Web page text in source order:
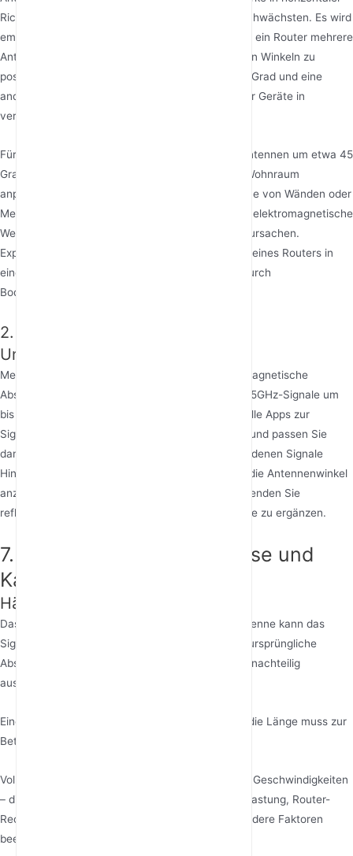
Richtung am stärksten und oben und unten am schwächsten. Es wird
empfohlen, Antennen vertikal auszurichten. Wenn ein Router mehrere
Antennen hat, versuchen Sie, sie in verschiedenen Winkeln zu
positionieren – zum Beispiel eine vertikal, eine 45 Grad und eine
andere horizontal –, um verschiedene Etagen oder Geräte in
verschiedenen Ausrichtungen abzudecken.
Für mehrstöckige Häuser kann das Neigen von Antennen um etwa 45
Grad den konischen Abdeckungsbereich an den Wohnraum
anpassen. Vermeiden Sie es, Antennen in der Nähe von Wänden oder
Metallobjekten zu platzieren, da diese Materialien elektromagnetische
Wellen absorbieren und Signalabschwächung verursachen.
Experimentelle Daten zeigen, dass das Platzieren eines Routers in
einer Höhe von 1,5 Metern die Signalabsorption durch
Bodenmaterialien effektiv reduziert.
2. Strategien zur Minderung von
Umgebungsstörungen
Metallmöbel und Elektrogeräte erzeugen elektromagnetische
Abschirmung, und tragende Betonwände können 5GHz-Signale um
bis zu 20dB dämpfen. Verwenden Sie professionelle Apps zur
Signalabbildung, um Funklöcher zu identifizieren, und passen Sie
dann die Router-Platzierung an. Für Szenarien, in denen Signale
Hindernisse überwinden müssen, versuchen Sie, die Antennenwinkel
anzupassen, um Signalreflexion zu nutzen – verwenden Sie
reflektierte Wellen von Wänden, um direkte Signale zu ergänzen.
7. Häufige Missverständnisse und
Kauftipps
Häufige Missverständnisse klären
Das Anbringen einer Limonadendose an einer Antenne kann das
Signal nicht verbessern; es kann tatsächlich das ursprüngliche
Abstrahlungsmuster der Antenne stören und sich nachteilig
auswirken.
Eine längere Antenne ist nicht unbedingt besser; die Länge muss zur
Betriebsfrequenz passen.
Volle Signalbalken bedeuten nicht immer schnelle Geschwindigkeiten
– die Geschwindigkeit wird auch durch Kanalüberlastung, Router-
Rechenleistung, Breitbandbandbreite und viele andere Faktoren
beeinflusst.